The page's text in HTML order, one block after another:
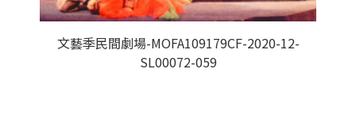
文藝季民間劇場-MOFA109179CF-2020-12-
SL00072-059